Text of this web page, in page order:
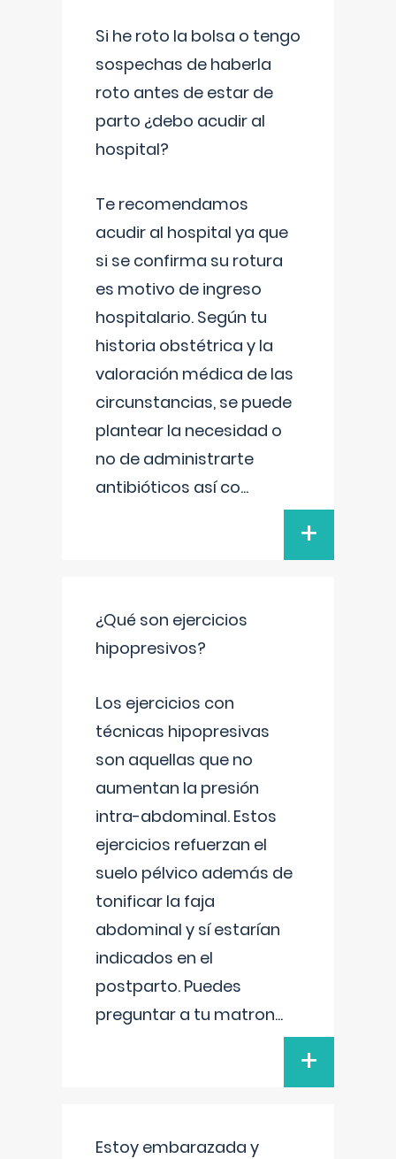
Si he roto la bolsa o tengo
sospechas de haberla
roto antes de estar de
parto ¿debo acudir al
hospital?
Te recomendamos
acudir al hospital ya que
si se confirma su rotura
es motivo de ingreso
hospitalario. Según tu
historia obstétrica y la
valoración médica de las
circunstancias, se puede
plantear la necesidad o
no de administrarte
antibióticos así co...
+
¿Qué son ejercicios
hipopresivos?
Los ejercicios con
técnicas hipopresivas
son aquellas que no
aumentan la presión
intra-abdominal. Estos
ejercicios refuerzan el
suelo pélvico además de
tonificar la faja
abdominal y sí estarían
indicados en el
postparto. Puedes
preguntar a tu matron...
+
Estoy embarazada y